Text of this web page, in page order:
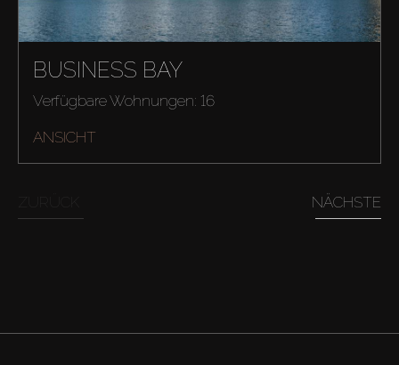
BUSINESS BAY
Verfügbare Wohnungen: 16
ANSICHT
NÄCHSTE